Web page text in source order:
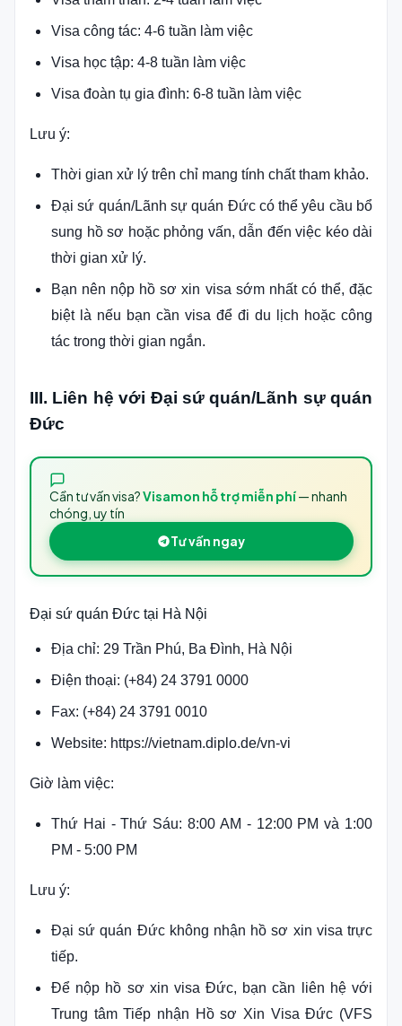
Visa công tác: 4-6 tuần làm việc
Visa học tập: 4-8 tuần làm việc
Visa đoàn tụ gia đình: 6-8 tuần làm việc
Lưu ý:
Thời gian xử lý trên chỉ mang tính chất tham khảo.
Đại sứ quán/Lãnh sự quán Đức có thể yêu cầu bổ
sung hồ sơ hoặc phỏng vấn, dẫn đến việc kéo dài
thời gian xử lý.
Bạn nên nộp hồ sơ xin visa sớm nhất có thể, đặc
biệt là nếu bạn cần visa để đi du lịch hoặc công
tác trong thời gian ngắn.
III. Liên hệ với Đại sứ quán/Lãnh sự quán
Đức
Cần tư vấn visa?Visamon hỗ trợ miễn phí— nhanh
chóng, uy tín
Tư vấn ngay
Đại sứ quán Đức tại Hà Nội
Địa chỉ: 29 Trần Phú, Ba Đình, Hà Nội
Điện thoại: (+84) 24 3791 0000
Fax: (+84) 24 3791 0010
Website: https://vietnam.diplo.de/vn-vi
Giờ làm việc:
Thứ Hai - Thứ Sáu: 8:00 AM - 12:00 PM và 1:00
PM - 5:00 PM
Lưu ý:
Đại sứ quán Đức không nhận hồ sơ xin visa trực
tiếp.
Để nộp hồ sơ xin visa Đức, bạn cần liên hệ với
Trung tâm Tiếp nhận Hồ sơ Xin Visa Đức (VFS